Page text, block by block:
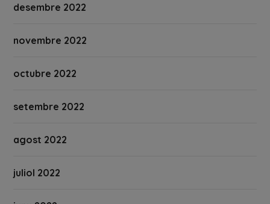
desembre 2022
novembre 2022
octubre 2022
setembre 2022
agost 2022
juliol 2022